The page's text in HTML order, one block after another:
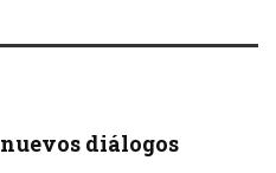
diálogos